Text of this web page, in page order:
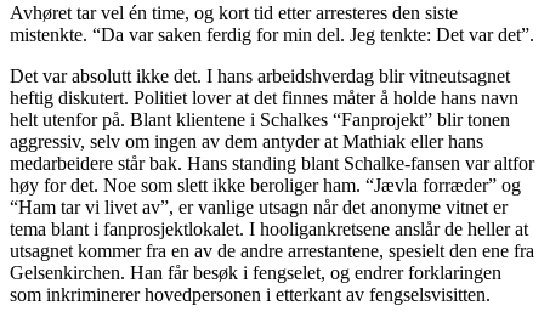
Avhøret tar vel én time, og kort tid etter arresteres den siste
mistenkte. “Da var saken ferdig for min del. Jeg tenkte: Det var det”.
Det var absolutt ikke det. I hans arbeidshverdag blir vitneutsagnet
heftig diskutert. Politiet lover at det finnes måter å holde hans navn
helt utenfor på. Blant klientene i Schalkes “Fanprojekt” blir tonen
aggressiv, selv om ingen av dem antyder at Mathiak eller hans
medarbeidere står bak. Hans standing blant Schalke-fansen var altfor
høy for det. Noe som slett ikke beroliger ham. “Jævla forræder” og
“Ham tar vi livet av”, er vanlige utsagn når det anonyme vitnet er
tema blant i fanprosjektlokalet. I hooligankretsene anslår de heller at
utsagnet kommer fra en av de andre arrestantene, spesielt den ene fra
Gelsenkirchen. Han får besøk i fengselet, og endrer forklaringen
som inkriminerer hovedpersonen i etterkant av fengselsvisitten.